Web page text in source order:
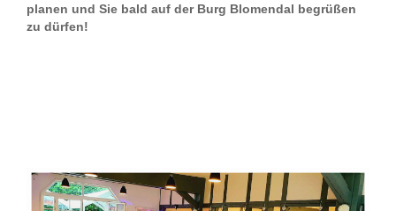
planen und Sie bald auf der Burg Blomendal begrüßen
zu dürfen!